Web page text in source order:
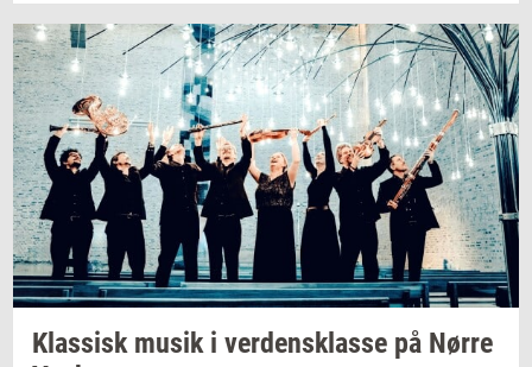
Klas­siskmusik i ver­dens­klas­se på Nørre